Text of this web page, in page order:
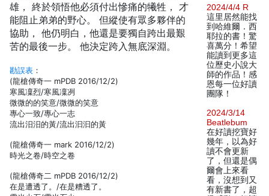
雄， 終於領悟他必須付出慘痛的犧牲， 才
能阻止弟弟的野心。 但縱使有眾多夥伴的
協助， 他仍明白，他還是要獨自跨出最艱
苦的最後一步。 他決定跨入無底深淵。
勘誤表 ：
(龍槍傳奇一 mPDB 2016/12/2)
寒風凜烈/寒風凜冽
微微的的笑意/微微的笑意
專心一致/專心一志
流出汨汨的黃/流出汩汩的黃
(龍槍傳奇一 mark 2016/12/2)
時光之卷/時空之卷
(龍槍傳奇二 mPDB 2016/12/2)
在是遭透了。/在是糟透了。
2024/4/4 R
這里居然能找
到哈維爾．西
耶拉的書！驚
喜萬分！希望
能讀到更多這
位歷史小說大
師的作品！感
恩每一位好讀
團隊！
2024/3/14
Beatlebum
在好讀挖寶好
幾年，以為好
讀不會更新
了，但還是偶
爾會上來看
看，沒想到又
有新書了，超